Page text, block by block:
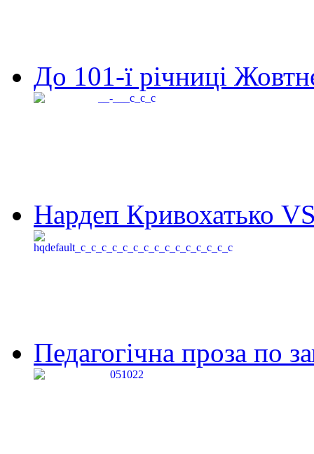
До 101-ї річниці
Нардеп Кривохатько
Педагогічна проза по